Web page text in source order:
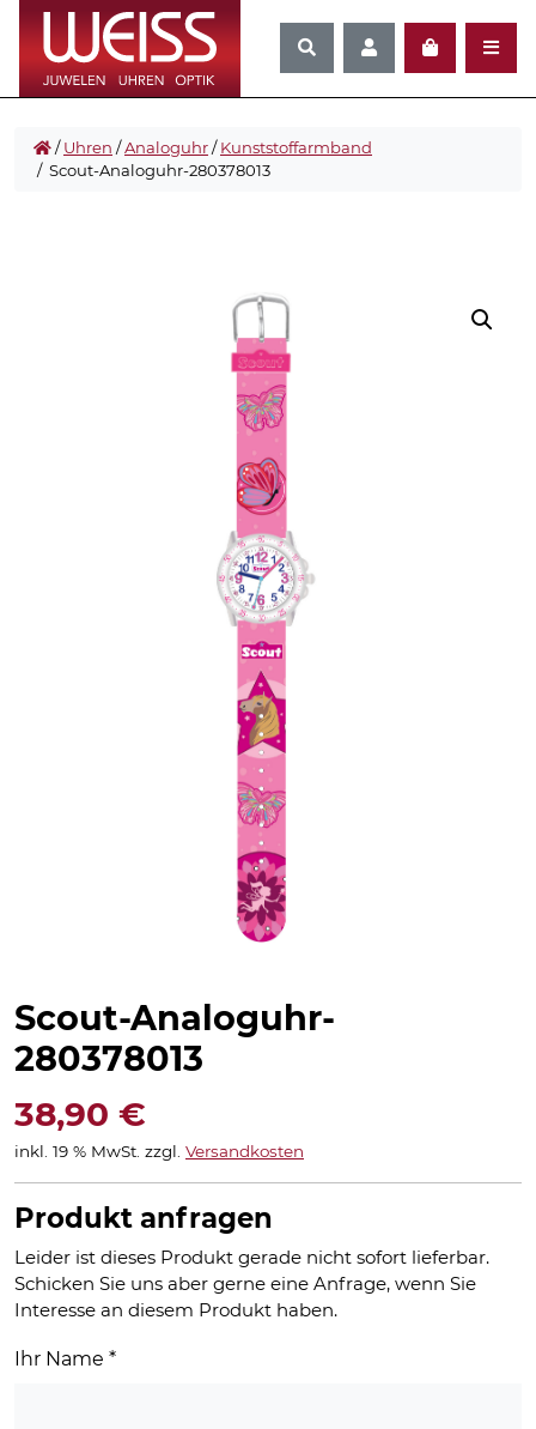
/Uhren /Analoguhr/Kunststoffarmband
/ Scout-Analoguhr-280378013
Scout-Analoguhr-
280378013
38,90 €
inkl. 19 % MwSt. zzgl. Versandkosten
Produkt anfragen
Leider ist dieses Produkt gerade nicht sofort lieferbar.
Schicken Sie uns aber gerne eine Anfrage, wenn Sie
Interesse an diesem Produkt haben.
Ihr Name *